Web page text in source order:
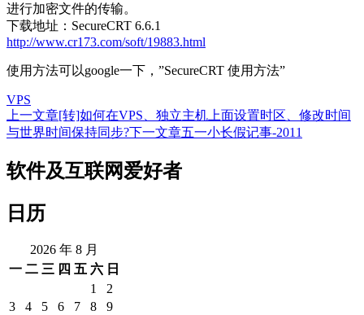
进行加密文件的传输。
下载地址：SecureCRT 6.6.1
http://www.cr173.com/soft/19883.html
使用方法可以google一下，”SecureCRT 使用方法”
VPS
文
章
导
上一文章[转]如何在VPS、独立主机上面设置时区、修改时间
与世界时间保持同步?下一文章五一小长假记事-2011
软件及互联网爱好者
日历
2026 年 8 月
一 二 三 四 五 六 日
1
2
3
4 5 6 7 8
9